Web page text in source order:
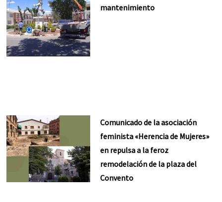
mantenimiento
Comunicado de la asociación
feminista «Herencia de Mujeres»
en repulsa a la feroz
remodelación de la plaza del
Convento